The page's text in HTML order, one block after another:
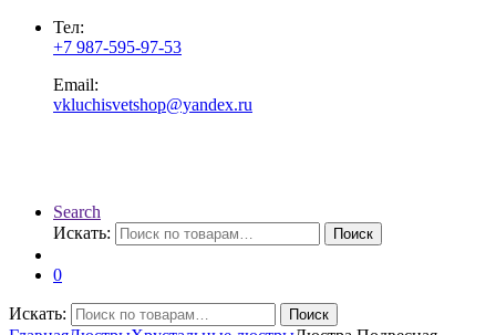
Тел:
+7 987-595-97-53
Email:
vkluchisvetshop@yandex.ru
Search
Искать:
Поиск
0
Искать: Поиск